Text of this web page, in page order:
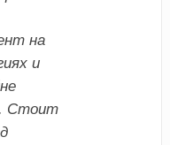
на
и
Стоит